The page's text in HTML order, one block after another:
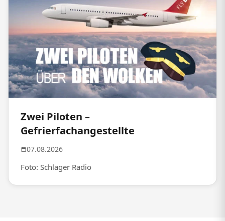
Zwei Piloten –
Gefrierfachangestellte
07.08.2026
Foto: Schlager Radio